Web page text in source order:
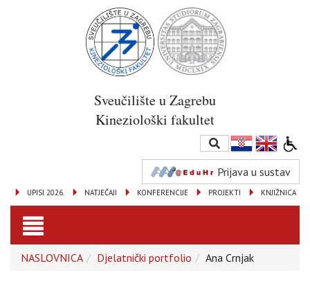
Sveučilište u Zagrebu
Kineziološki fakultet
Prijava u sustav
KNJIŽNICA
PROJEKTI
KONFERENCIJE
NATJEČAJI
UPISI 2026.
Toggle
navigation
NASLOVNICA Djelatnički portfolio Ana Crnjak